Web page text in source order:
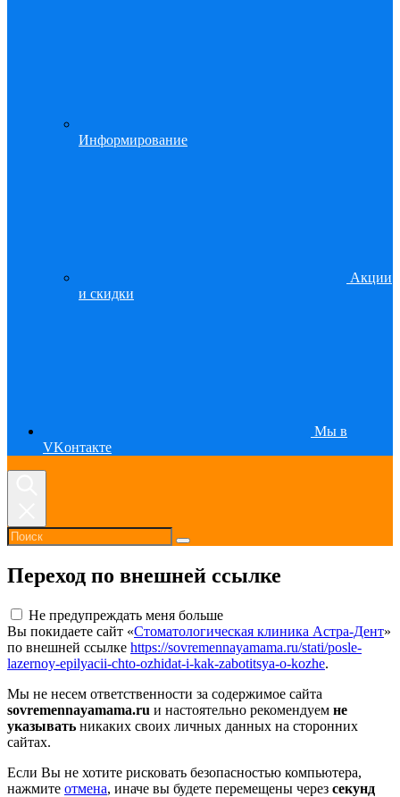
Информирование
Акции
и скидки
Мы в
VKонтакте
Переход по внешней ссылке
Не предупреждать меня больше
Вы покидаете сайт «Стоматологическая клиника Астра-Дент»
по внешней ссылке https://sovremennayamama.ru/stati/posle-
lazernoy-epilyacii-chto-ozhidat-i-kak-zabotitsya-o-kozhe.
Мы не несем ответственности за содержимое сайта
sovremennayamama.ru и настоятельно рекомендуем не
указывать никаких своих личных данных на сторонних
сайтах.
Если Вы не хотите рисковать безопасностью компьютера,
нажмите отмена, иначе вы будете перемещены через секунд